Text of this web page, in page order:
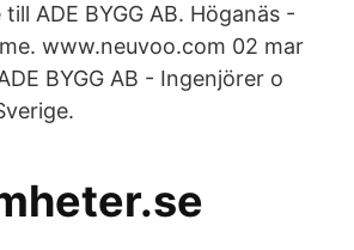
ADE BYGG AB. Höganäs -
www.neuvoo.com 02 mar
BYGG AB - Ingenjörer o